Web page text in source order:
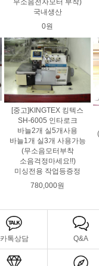
무소음전자모터 부착)
국내생산
0원
[중고]KINGTEX 킹텍스
SH-6005 인타로크
바늘2개 실5개사용
바늘1개 실3개 사용가능
(무소음모터부착
소음걱정마세요!!)
미싱전용 작업등증정
780,000원
카톡상담 Q&A